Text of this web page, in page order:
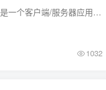
1. 网络文件系统(NFS) 网络文件系统（Network File System, NFS）是一个客户端/服务器应用程序，它允许所有网络中的计算机共享其文件系统。 NFS使用RPC（Remote Procedure Call）协议与服务端通...
1032